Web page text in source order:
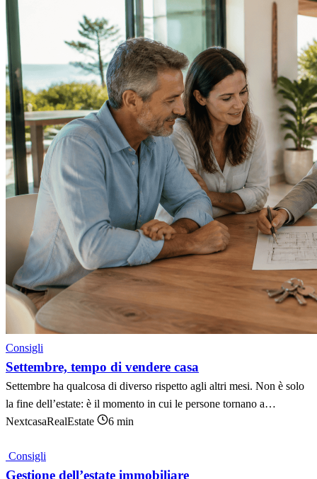
Consigli
Settembre, tempo di vendere casa
Settembre ha qualcosa di diverso rispetto agli altri mesi. Non è solo
la fine dell’estate: è il momento in cui le persone tornano a…
NextcasaRealEstate
6 min
Consigli
Gestione dell’estate immobiliare